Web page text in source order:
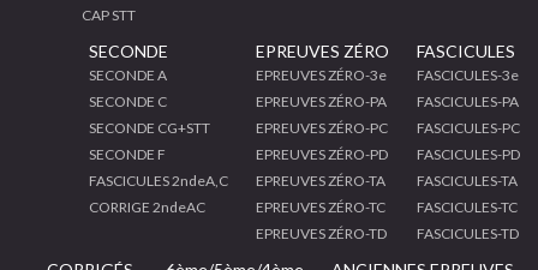
CAP STT
SECONDE
SECONDE A
SECONDE C
SECONDE CG+STT
SECONDE F
FASCICULES 2ndeA,C
CORRIGE 2ndeAC
EPREUVES ZÉRO
EPREUVES ZÉRO-3e
EPREUVES ZÉRO-PA
EPREUVES ZÉRO-PC
EPREUVES ZÉRO-PD
EPREUVES ZÉRO-TA
EPREUVES ZÉRO-TC
EPREUVES ZÉRO-TD
FASCICULES
FASCICULES-3e
FASCICULES-PA
FASCICULES-PC
FASCICULES-PD
FASCICULES-TA
FASCICULES-TC
FASCICULES-TD